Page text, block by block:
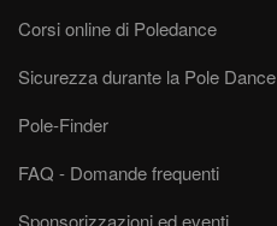
Corsi online di Poledance
Sicurezza durante la Pole Dance
Pole-Finder
FAQ - Domande frequenti
Sponsorizzazioni ed eventi